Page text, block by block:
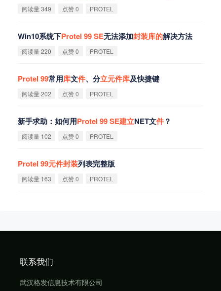
阅读量 349 点赞 0 PROTEL
Win10系统下Protel 99SE无法添加封装库的解决方法
阅读量 220 点赞 0 PROTEL
Protel 99常用库文件、分立元件库及快捷键
阅读量 202 点赞 0 PROTEL
新手求助：如何用Protel 99SE建立NET文件？
阅读量 102 点赞 0 PROTEL
Protel 99元件封装列表完整版
阅读量 163 点赞 0 PROTEL
联系我们
武汉格发信息技术有限公司